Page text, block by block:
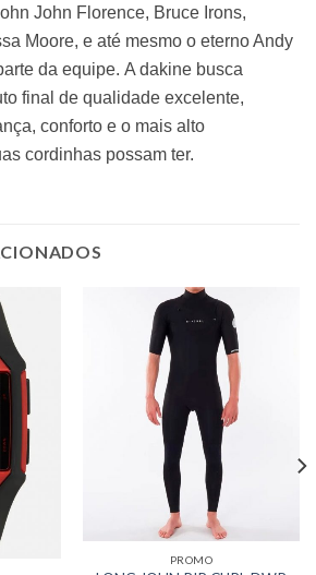
John Florence, Bruce Irons,
Moore, e até mesmo o eterno Andy
da equipe. A dakine busca
final de qualidade excelente,
conforto e o mais alto
cordinhas possam ter.
PROMO